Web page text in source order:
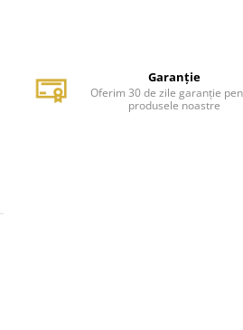
Garanție
Oferim 30 de zile garanție
produsele noastre